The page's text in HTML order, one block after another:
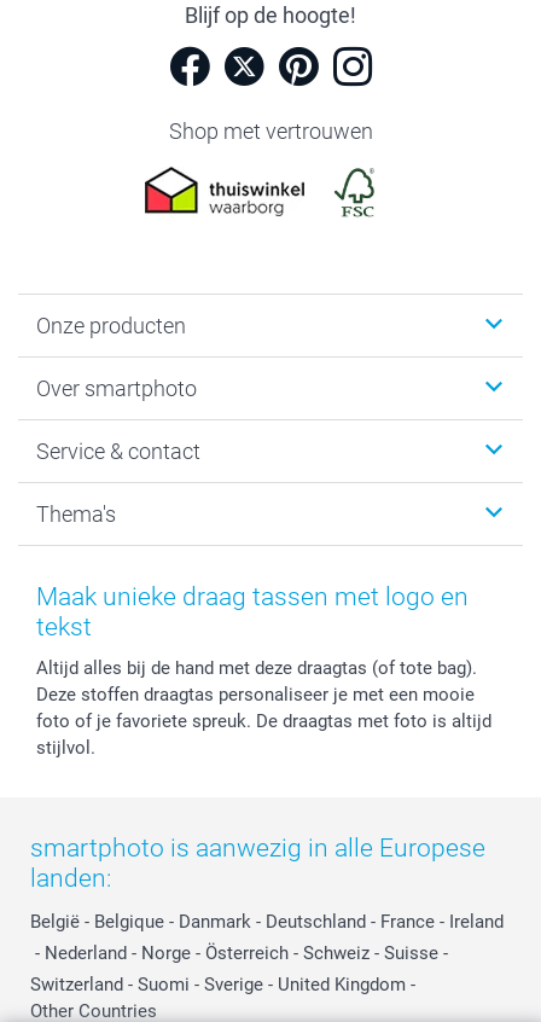
Blijf op de hoogte!
Shop met vertrouwen
Onze producten
Fotoboeken
Fotocadeaus
Kaarten
Over smartphoto
Vacatures
Bestelproces
Herroepingsrecht
Privacy
Reviews
Prijslijst
Investor Relations
Service & contact
Tevredenheidsgarantie
Mijn orderstatus
smartbonus
service@smartphoto.nl
Affiliate partnerprogramma
Partnerships
Thema's
Baby
Moederdag
Huwelijk
Maak unieke draag tassen met logo en
tekst
Altijd alles bij de hand met deze draagtas (of tote bag).
Deze stoffen draagtas personaliseer je met een mooie
foto of je favoriete spreuk. De draagtas met foto is altijd
stijlvol.
smartphoto is aanwezig in alle Europese
landen:
België - Belgique - Danmark - Deutschland - France - Ireland
- Nederland - Norge - Österreich - Schweiz - Suisse -
Switzerland - Suomi - Sverige - United Kingdom -
Other Countries